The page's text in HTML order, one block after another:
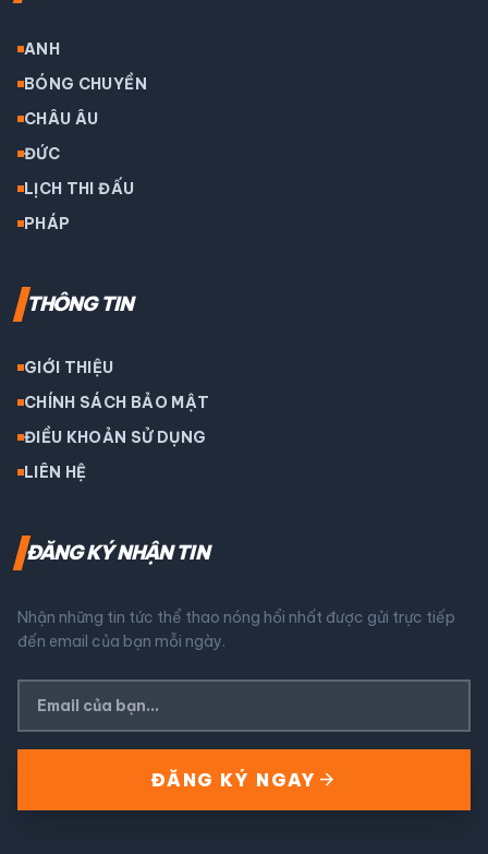
ANH
BÓNG CHUYỀN
CHÂU ÂU
ĐỨC
LỊCH THI ĐẤU
PHÁP
THÔNG TIN
GIỚI THIỆU
CHÍNH SÁCH BẢO MẬT
ĐIỀU KHOẢN SỬ DỤNG
LIÊN HỆ
ĐĂNG KÝ NHẬN TIN
Nhận những tin tức thể thao nóng hổi nhất được gửi trực tiếp
đến email của bạn mỗi ngày.
ĐĂNG KÝ NGAY arrow_forward